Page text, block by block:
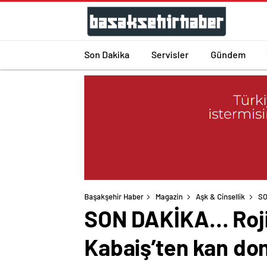
Son Dakika Servisler Gündem
Başakşehir Haber Magazin Aşk & Cinsellik
SON DAKİKA…
Kabaiş’ten kan